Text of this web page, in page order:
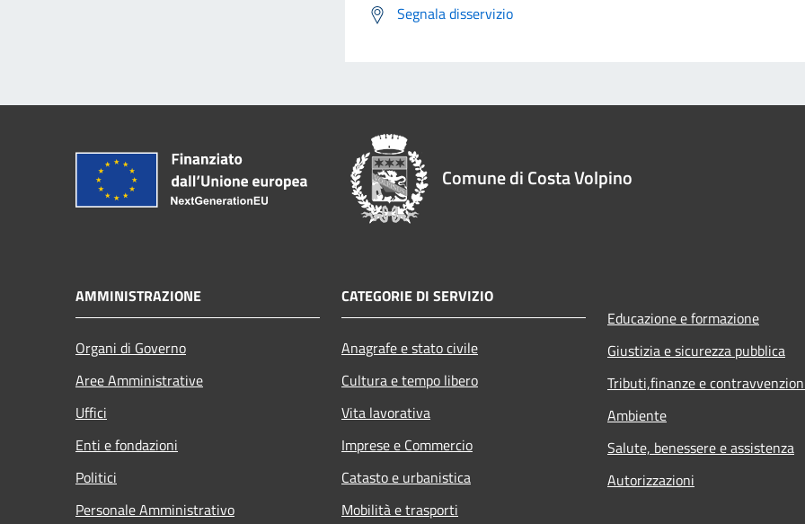
Segnala disservizio
Comune di Costa Volpino
AMMINISTRAZIONE
Organi di Governo
Aree Amministrative
Uffici
Enti e fondazioni
Politici
Personale Amministrativo
CATEGORIE DI SERVIZIO
Anagrafe e stato civile
Cultura e tempo libero
Vita lavorativa
Imprese e Commercio
Catasto e urbanistica
Mobilità e trasporti
Educazione e formazione
Giustizia e sicurezza pubblica
Tributi,finanze e
Ambiente
Salute, benessere e assistenza
Autorizzazioni